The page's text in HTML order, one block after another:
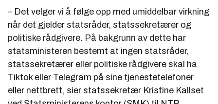
– Det velger vi å følge opp med umiddelbar virkning
når det gjelder statsråder, statssekretærer og
politiske rådgivere. På bakgrunn av dette har
statsministeren bestemt at ingen statsråder,
statssekretærer eller politiske rådgivere skal ha
Tiktok eller Telegram på sine tjenestetelefoner
eller nettbrett, sier statssekretær Kristine Kallset